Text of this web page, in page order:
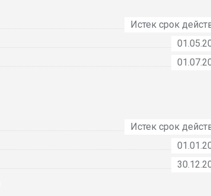
Истек срок
Истек срок